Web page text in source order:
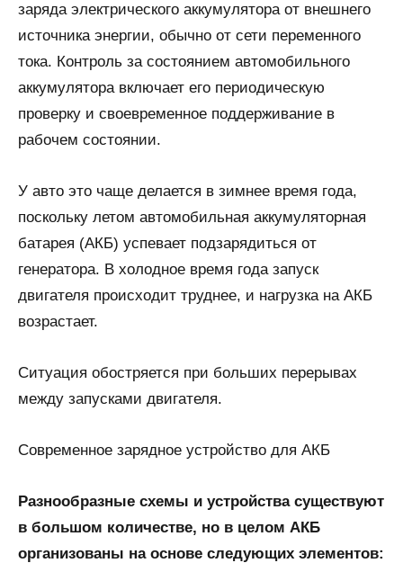
заряда электрического аккумулятора от внешнего
источника энергии, обычно от сети переменного
тока. Контроль за состоянием автомобильного
аккумулятора включает его периодическую
проверку и своевременное поддерживание в
рабочем состоянии.
У авто это чаще делается в зимнее время года,
поскольку летом автомобильная аккумуляторная
батарея (АКБ) успевает подзарядиться от
генератора. В холодное время года запуск
двигателя происходит труднее, и нагрузка на АКБ
возрастает.
Ситуация обостряется при больших перерывах
между запусками двигателя.
Современное зарядное устройство для АКБ
Разнообразные схемы и устройства существуют
в большом количестве, но в целом АКБ
организованы на основе следующих элементов: